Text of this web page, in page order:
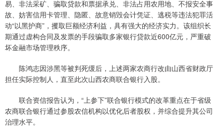
易、非法采矿、骗取贷款和票据承兑、非法占用农用地、不报安全事
故、妨害信用卡管理、隐匿、故意销毁会计凭证、逃税等违法犯罪活
动“以黑护商”，攫取巨额经济利益，具有强大的经济实力。该组织长
期通过虚构合同及发票的手段骗取多家银行贷款近600亿元，严重破
坏金融市场管理秩序。
陈鸿志因涉黑等被判死缓后，上述两家农商行改由山西省财政厅
担任实际控制人，直至此次山西农商联合银行入股。
联合资信报告认为，“上参下”联合银行模式的改革重点在于省级
农商联合银行通过参股农信机构以优化后者股权，并综合提升其公司
治理水平。